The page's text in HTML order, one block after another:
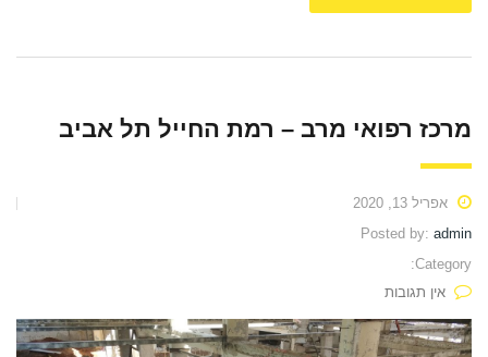
מרכז רפואי מרב – רמת החייל תל אביב
אפריל 13, 2020
Posted by: admin
Category:
אין תגובות